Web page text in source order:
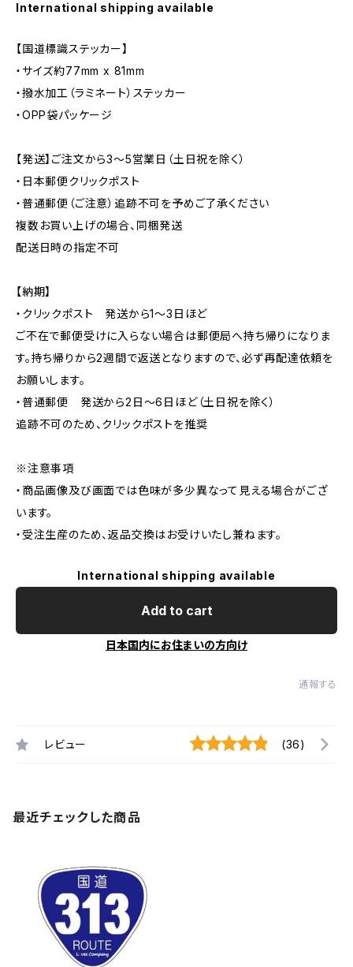
International shipping available
【国道標識ステッカー】
・サイズ約77mm x 81mm
・撥水加工（ラミネート）ステッカー
・OPP袋パッケージ
【発送】ご注文から3〜5営業日（土日祝を除く）
・日本郵便クリックポスト
・普通郵便（ご注意）追跡不可を予めご了承ください
複数お買い上げの場合、同梱発送
配送日時の指定不可
【納期】
・クリックポスト 発送から1〜3日ほど
ご不在で郵便受けに入らない場合は郵便局へ持ち帰りになりま
す。持ち帰りから2週間で返送となりますので、必ず再配達依頼を
お願いします。
・普通郵便 発送から2日〜6日ほど（土日祝を除く）
追跡不可のため、クリックポストを推奨
※注意事項
・商品画像及び画面では色味が多少異なって見える場合がござ
います。
・受注生産のため、返品交換はお受けいたし兼ねます。
International shipping available
Add to cart
日本国内にお住まいの方向け
通報する
レビュー (36)
最近チェックした商品